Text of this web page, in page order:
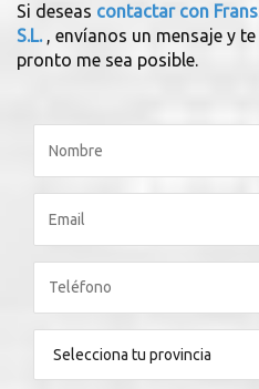
Si deseas contactar con
S.L. , envíanos un mensaje y
pronto me sea posible.